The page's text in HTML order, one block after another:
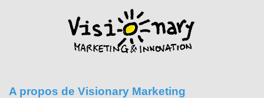
A propos de Visionary Marketing